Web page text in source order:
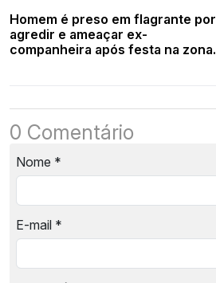
Homem é preso em flagrante por
agredir e ameaçar ex-
companheira após festa na zona
0 Comentário
Nome *
E-mail *